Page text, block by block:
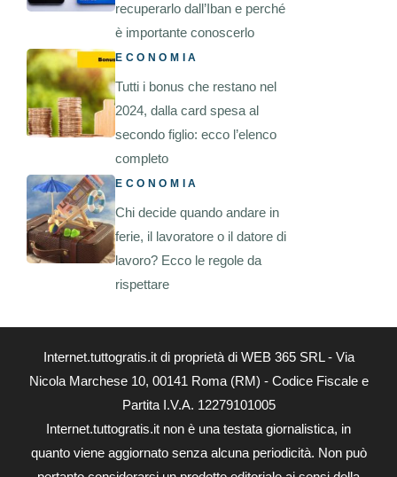
recuperarlo dall’Iban e perché
è importante conoscerlo
ECONOMIA
Tutti i bonus che restano nel
2024, dalla card spesa al
secondo figlio: ecco l’elenco
completo
ECONOMIA
Chi decide quando andare in
ferie, il lavoratore o il datore di
lavoro? Ecco le regole da
rispettare
Internet.tuttogratis.it di proprietà di WEB 365 SRL - Via
Nicola Marchese 10, 00141 Roma (RM) - Codice Fiscale e
Partita I.V.A. 12279101005
Internet.tuttogratis.it non è una testata giornalistica, in
quanto viene aggiornato senza alcuna periodicità. Non può